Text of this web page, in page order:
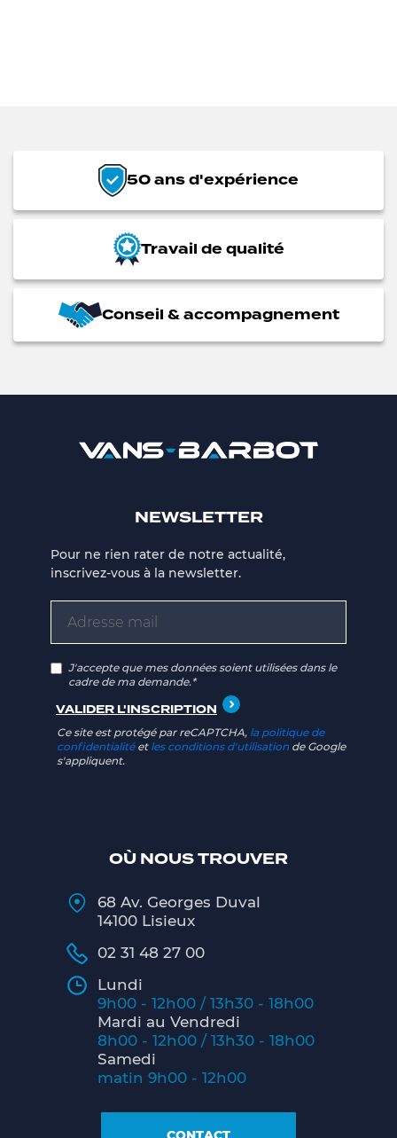
50 ans d'expérience
Travail de qualité
Conseil & accompagnement
OÙ NOUS TROUVER
68 Av. Georges Duval
14100 Lisieux
02 31 48 27 00
Lundi
9h00 - 12h00 / 13h30 - 18h00
Mardi au Vendredi
8h00 - 12h00 / 13h30 - 18h00
Samedi
matin 9h00 - 12h00
NEWSLETTER
Pour ne rien rater de notre actualité,
inscrivez-vous à la newsletter.
J'accepte que mes données soient utilisées dans le
cadre de ma demande.*
Ce site est protégé par reCAPTCHA, la politique de
confidentialitéet les conditions d'utilisation de Google
s'appliquent.